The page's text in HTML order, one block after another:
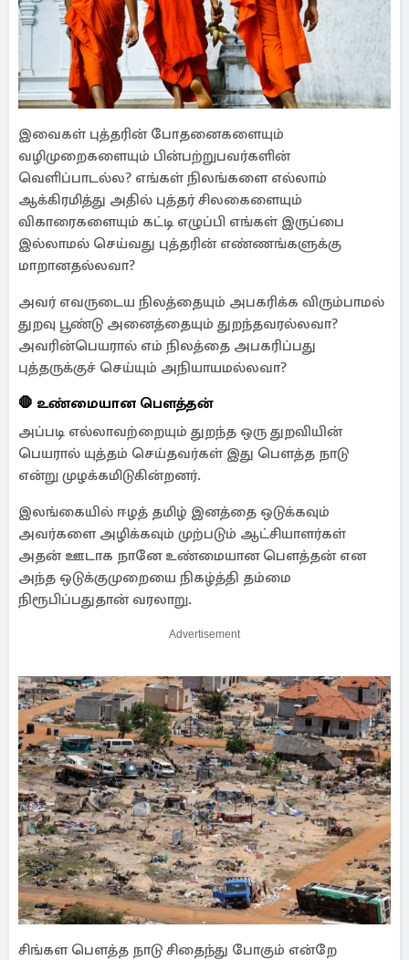
இவைகள் புத்தரின் போதனைகளையும்
வழிமுறைகளையும் பின்பற்றுபவர்களின்
வெளிப்பாடல்ல? எங்கள் நிலங்களை எல்லாம்
ஆக்கிரமித்து அதில் புத்தர் சிலகைளையும்
விகாரைகளையும் கட்டி எழுப்பி எங்கள் இருப்பை
இல்லாமல் செய்வது புத்தரின் எண்ணங்களுக்கு
மாறானதல்லவா?
அவர் எவருடைய நிலத்தையும் அபகரிக்க விரும்பாமல்
துறவு பூண்டு அனைத்தையும் துறந்தவரல்லவா?
அவரின்பெயரால் எம் நிலத்தை அபகரிப்பது
புத்தருக்குச் செய்யும் அநியாயமல்லவா?
🛑 உண்மையான பௌத்தன்
அப்படி எல்லாவற்றையும் துறந்த ஒரு துறவியின்
பெயரால் யுத்தம் செய்தவர்கள் இது பௌத்த நாடு
என்று முழக்கமிடுகின்றனர்.
இலங்கையில் ஈழத் தமிழ் இனத்தை ஒடுக்கவும்
அவர்களை அழிக்கவும் முற்படும் ஆட்சியாளர்கள்
அதன் ஊடாக நானே உண்மையான பௌத்தன் என
அந்த ஒடுக்குமுறையை நிகழ்த்தி தம்மை
நிரூபிப்பதுதான் வரலாறு.
Advertisement
சிங்கள பௌத்த நாடு சிதைந்து போகும் என்றே